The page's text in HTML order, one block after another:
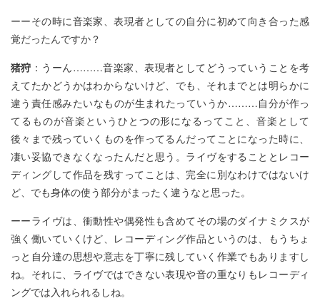
ーーその時に音楽家、表現者としての自分に初めて向き合った感
覚だったんですか？
猪狩 ：うーん………音楽家、表現者としてどうっていうことを考
えてたかどうかはわからないけど、でも、それまでとは明らかに
違う責任感みたいなものが生まれたっていうか………自分が作っ
てるものが音楽というひとつの形になるってこと、音楽として
後々まで残っていくものを作ってるんだってことになった時に、
凄い妥協できなくなったんだと思う。ライヴをすることとレコー
ディングして作品を残すってことは、完全に別なわけではないけ
ど、でも身体の使う部分がまったく違うなと思った。
ーーライヴは、衝動性や偶発性も含めてその場のダイナミクスが
強く働いていくけど、レコーディング作品というのは、もうちょ
っと自分達の思想や意志を丁寧に残していく作業でもありますし
ね。それに、ライヴではできない表現や音の重なりもレコーディ
ングでは入れられるしね。